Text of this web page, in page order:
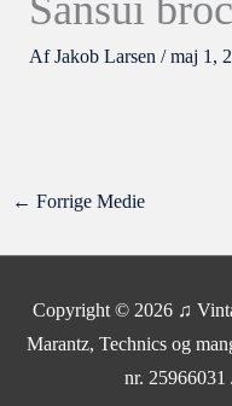
AfJakob Larsen /maj 1,
← Forrige Medie
Copyright © 2026 ♫
Marantz, Technics og
nr.